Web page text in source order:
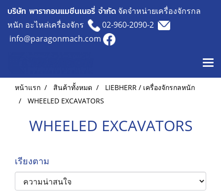
บริษัท พารากอนแมชีนเนอรี่ จำกัด จัดจำหน่ายเครื่องจักรกล
หนัก อะไหล่เครื่องจักร
02-960-2090-2
info@paragonmach.com
หน้าแรก สินค้าทั้งหมด
LIEBHERR / เครื่องจักรกลหนัก
WHEELED EXCAVATORS
WHEELED EXCAVATORS
เรียงตาม